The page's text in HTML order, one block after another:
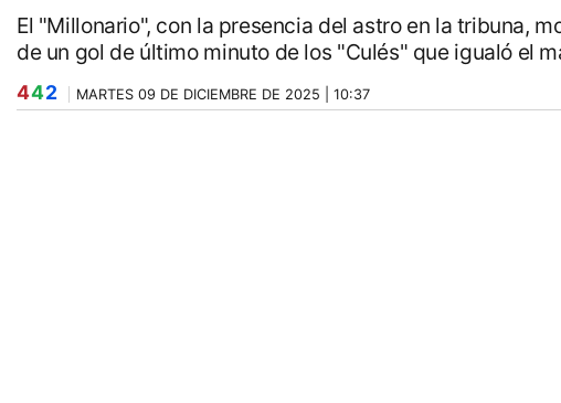
El "Millonario", con la presencia del astro en la tribuna,
de un gol de último minuto de los "Culés" que igualó el
442 MARTES 09 DE DICIEMBRE DE 2025 | 10:37